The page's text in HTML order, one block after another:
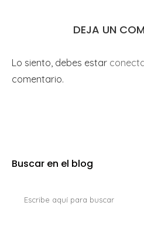
DEJA UN
Lo siento, debes estar
comentario.
Buscar en el blog